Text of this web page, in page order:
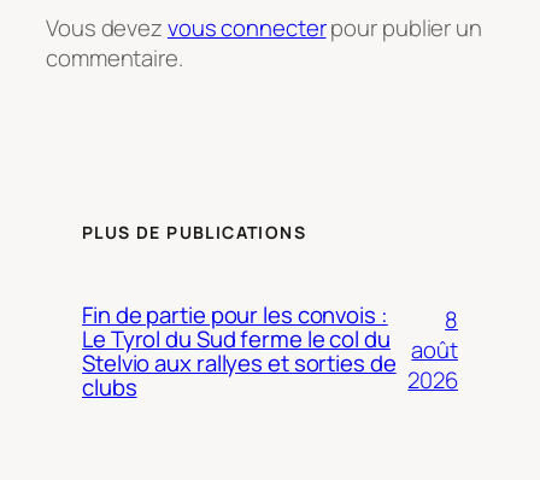
Vous devezvous connecterpour publier un
commentaire.
PLUS DE PUBLICATIONS
Fin de partie pour les convois :
Le Tyrol du Sud ferme le col du
Stelvio aux rallyes et sorties de
clubs
8
août
2026